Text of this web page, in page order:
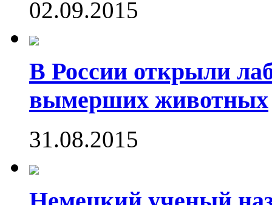
02.09.2015
В России открыли
вымерших животных
31.08.2015